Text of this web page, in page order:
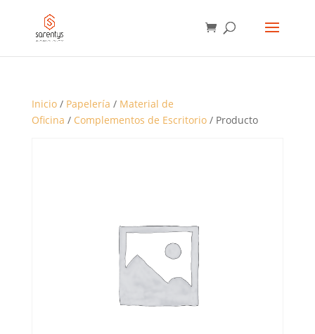
PRODUCTOS
Inicio/ Papelería / Material de
Oficina / Complementos de Escritorio/ Producto